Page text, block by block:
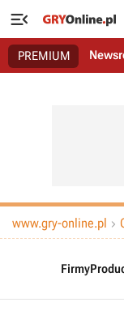

PREMIUM
www.gry-online.pl 
Firmy